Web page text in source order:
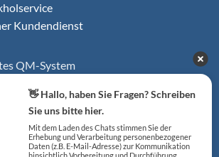
Kundendienst
QM-System
13485
👋 Hallo, haben Sie Fragen? Schreiben
Sie uns bitte hier.
Mit dem Laden des Chats stimmen Sie der
Erhebung und Verarbeitung personenbezogener
Daten (z.B. E-Mail-Adresse) zur Kommunikation
hinsichtlich Vorbereitung und Durchführung